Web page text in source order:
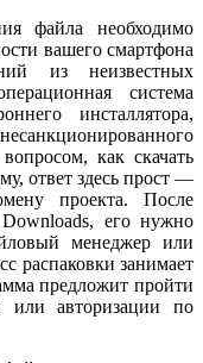
файла необходимо
вашего смартфона
из неизвестных
система
инсталлятора,
как скачать
ответ здесь прост —
проекта. После
его нужно
менеджер или
распаковки занимает
предложит пройти
или авторизации по